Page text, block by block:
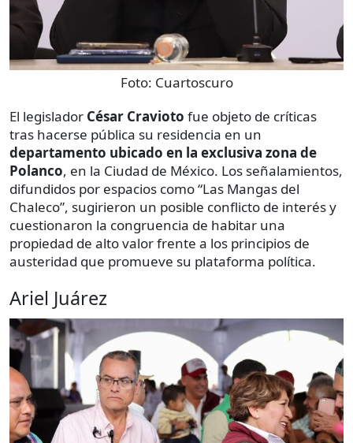
Foto: Cuartoscuro
El legislador César Cravioto fue objeto de críticas
tras hacerse pública su residencia en un
departamento ubicado en la exclusiva zona de
Polanco, en la Ciudad de México. Los señalamientos,
difundidos por espacios como “Las Mangas del
Chaleco”, sugirieron un posible conflicto de interés y
cuestionaron la congruencia de habitar una
propiedad de alto valor frente a los principios de
austeridad que promueve su plataforma política.
Ariel Juárez